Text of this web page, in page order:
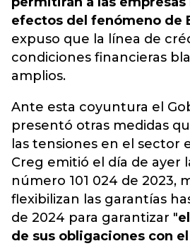
efectos del fenómeno de
expuso que la línea de
condiciones financieras
amplios.
Ante esta coyuntura el
presentó otras medidas
las tensiones en el sector
Creg emitió el día de ayer
número 101 024 de 2023,
flexibilizan las garantías
de 2024 para garantizar "
de sus obligaciones con